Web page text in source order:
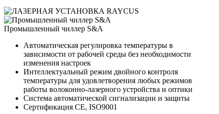
Промышленный чиллер S&A
Автоматическая регулировка температуры в
зависимости от рабочей среды без необходимости
изменения настроек
Интеллектуальный режим двойного контроля
температуры для удовлетворения любых режимов
работы волоконно-лазерного устройства и оптики
Система автоматической сигнализации и защиты
Сертификация CE, ISO9001